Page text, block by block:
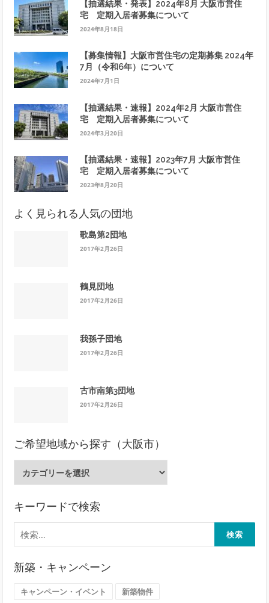
【抽選結果・発表】2024年8月 大阪市営住
宅 定期入居者募集について
2024年8月18日
【募集情報】大阪市営住宅の定期募集 2024年
7月（令和6年）について
2024年7月1日
【抽選結果・速報】2024年2月 大阪市営住
宅 定期入居者募集について
2024年3月20日
【抽選結果・速報】2023年7月 大阪市営住
宅 定期入居者募集について
2023年8月20日
よく見られる人気の団地
歌島第2団地
2017年2月26日
鶴見団地
2017年2月26日
我孫子団地
2017年2月26日
古市南第3団地
2017年2月26日
ご希望地域から探す（大阪市）
地
か
ら
す
キーワードで検索
検
索:
新築・キャンペーン
キャンペーン・イベント 新築物件